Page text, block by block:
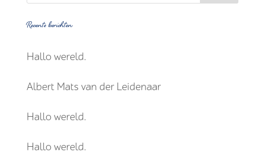
Recente berichten
Hallo wereld.
Albert Mats van der Leidenaar
Hallo wereld.
Hallo wereld.